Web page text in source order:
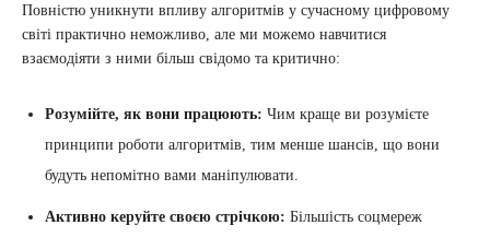
Повністю уникнути впливу алгоритмів у сучасному цифровому
світі практично неможливо, але ми можемо навчитися
взаємодіяти з ними більш свідомо та критично:
Розумійте, як вони працюють: Чим краще ви розумієте
принципи роботи алгоритмів, тим менше шансів, що вони
будуть непомітно вами маніпулювати.
Активно керуйте своєю стрічкою: Більшість соцмереж